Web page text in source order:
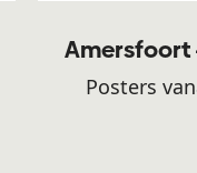
Amersfoort
Posters